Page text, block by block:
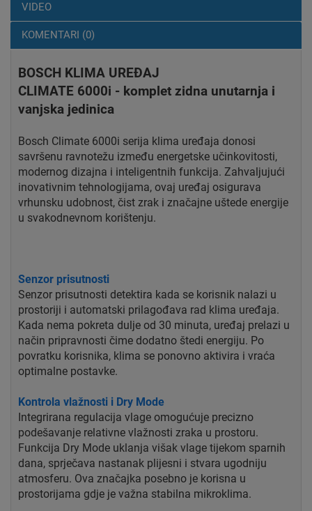
VIDEO
KOMENTARI (0)
BOSCH KLIMA UREĐAJ
CLIMATE 6000i - komplet zidna unutarnja i
vanjska jedinica
Bosch Climate 6000i serija klima uređaja donosi
savršenu ravnotežu između energetske učinkovitosti,
modernog dizajna i inteligentnih funkcija. Zahvaljujući
inovativnim tehnologijama, ovaj uređaj osigurava
vrhunsku udobnost, čist zrak i značajne uštede energije
u svakodnevnom korištenju.
Senzor prisutnosti
Senzor prisutnosti detektira kada se korisnik nalazi u
prostoriji i automatski prilagođava rad klima uređaja.
Kada nema pokreta dulje od 30 minuta, uređaj prelazi u
način pripravnosti čime dodatno štedi energiju. Po
povratku korisnika, klima se ponovno aktivira i vraća
optimalne postavke.
Kontrola vlažnosti i Dry Mode
Integrirana regulacija vlage omogućuje precizno
podešavanje relativne vlažnosti zraka u prostoru.
Funkcija Dry Mode uklanja višak vlage tijekom sparnih
dana, sprječava nastanak plijesni i stvara ugodniju
atmosferu. Ova značajka posebno je korisna u
prostorijama gdje je važna stabilna mikroklima.